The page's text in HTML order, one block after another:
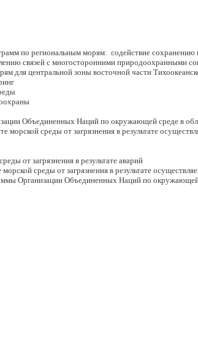
по региональным морям: содействие сохранению
связей с многосторонними природоохранными
центральной зоны восточной части
Наций по окружающей среде в
среды от загрязнения в результате
загрязнения в результате аварий
среды от загрязнения в результате
Объединенных Наций по окружающей